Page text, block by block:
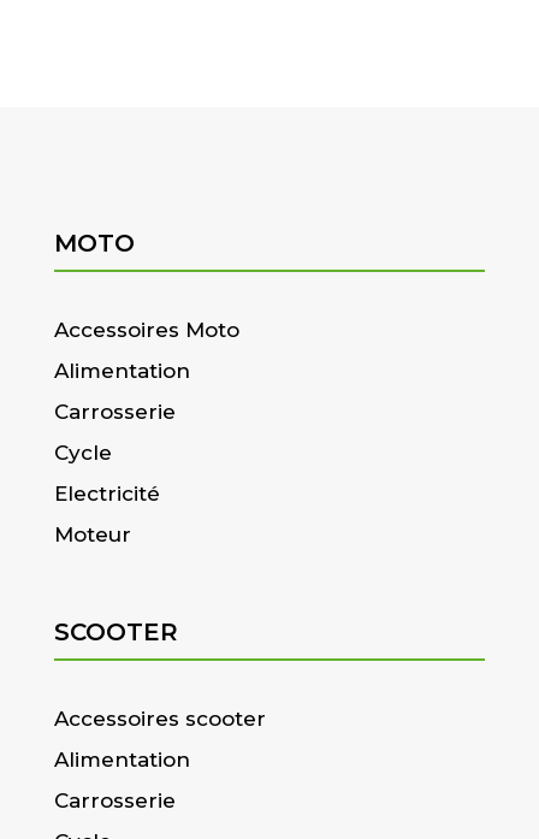
MOTO
Accessoires Moto
Alimentation
Carrosserie
Cycle
Electricité
Moteur
SCOOTER
Accessoires scooter
Alimentation
Carrosserie